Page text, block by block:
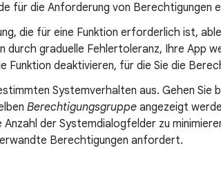
für die Anforderung von Berechtigungen
die für eine Funktion erforderlich ist,
durch graduelle Fehlertoleranz, Ihre App
Funktion deaktivieren, für die Sie die
Systemverhalten aus. Gehen Sie
Berechtigungsgruppe angezeigt
der Systemdialogfelder zu
Berechtigungen anfordert.